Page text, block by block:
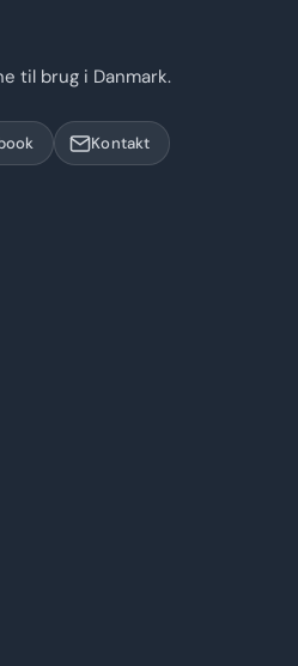
til brug i Danmark.
Kontakt